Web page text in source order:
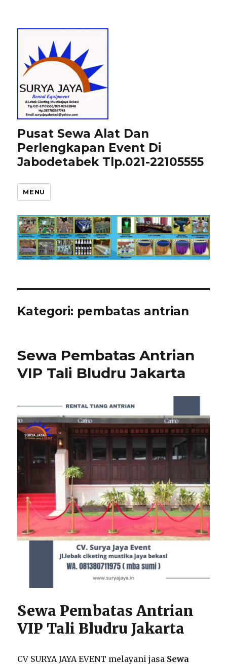
Pusat Sewa Alat Dan
Perlengkapan Event Di
Jabodetabek Tlp.021-22105555
MENU
Kategori: pembatas antrian
Sewa Pembatas Antrian
VIP Tali Bludru Jakarta
Sewa Pembatas Antrian
VIP Tali Bludru Jakarta
CV SURYA JAYA EVENT melayani jasa Sewa